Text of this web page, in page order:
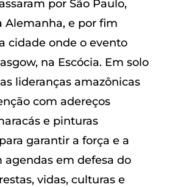
por São Paulo,
Alemanha, e por fim
cidade onde o evento
na Escócia. Em solo
lideranças amazônicas
com adereços
e pinturas
garantir a força e a
agendas em defesa do
vidas, culturas e